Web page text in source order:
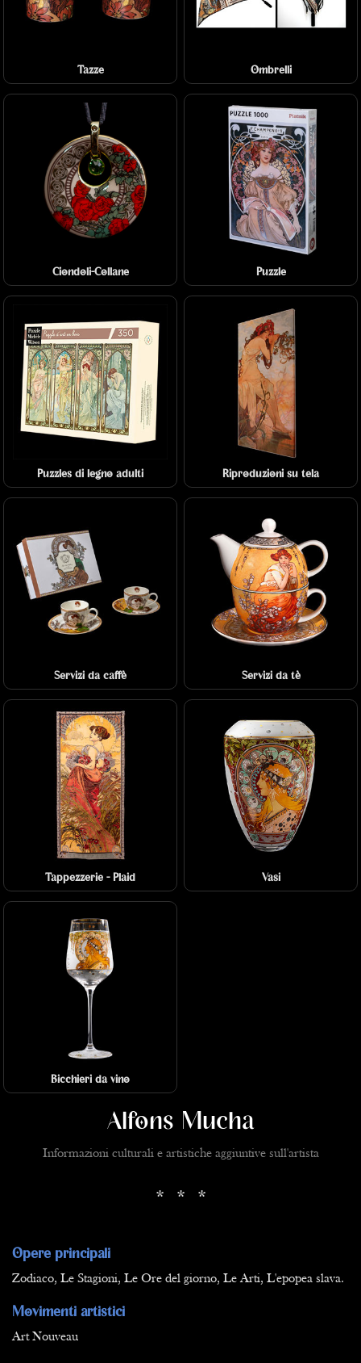
Tazze Ombrelli
Ciondoli-Collane Puzzle
Puzzles di legno adulti Riproduzioni su tela
Servizi da caffè Servizi da tè
Tappezzerie - Plaid Vasi
Bicchieri da vino
Alfons Mucha
Informazioni culturali e artistiche aggiuntive sull'artista
* * *
Opere principali
Zodiaco, Le Stagioni, Le Ore del giorno, Le Arti, L'epopea slava.
Movimenti artistici
Art Nouveau